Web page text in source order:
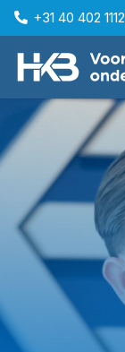
+31 40 402 1112